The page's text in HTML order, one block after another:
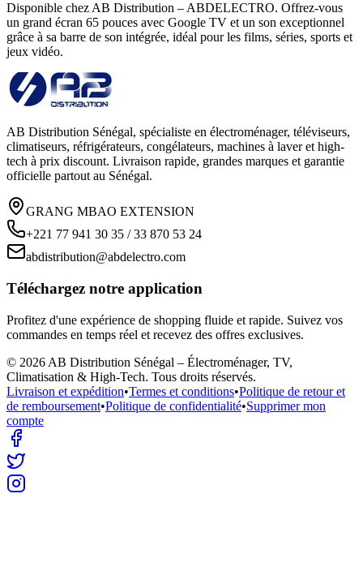
Disponible chez AB Distribution – ABDELECTRO. Offrez-vous
un grand écran 65 pouces avec Google TV et un son exceptionnel
grâce à sa barre de son intégrée, idéal pour les films, séries, sports et
jeux vidéo.
AB Distribution Sénégal, spécialiste en électroménager, téléviseurs,
climatiseurs, réfrigérateurs, congélateurs, machines à laver et high-
tech à prix discount. Livraison rapide, grandes marques et garantie
officielle partout au Sénégal.
GRANG MBAO EXTENSION
+221 77 941 30 35 / 33 870 53 24
abdistribution@abdelectro.com
Téléchargez notre application
Profitez d'une expérience de shopping fluide et rapide. Suivez vos
commandes en temps réel et recevez des offres exclusives.
© 2026 AB Distribution Sénégal – Électroménager, TV,
Climatisation & High-Tech. Tous droits réservés.
Livraison et expédition•Termes et conditions•Politique de retour et
de remboursement•Politique de confidentialité•Supprimer mon
compte